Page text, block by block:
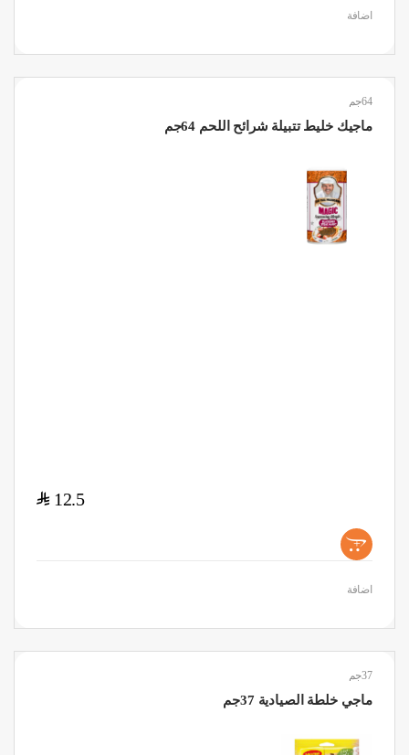
اضافة
64جم
ماجيك خليط تتبيلة شرائح اللحم 64جم
12.5
$
+
اضافة
37جم
ماجي خلطة الصيادية 37جم